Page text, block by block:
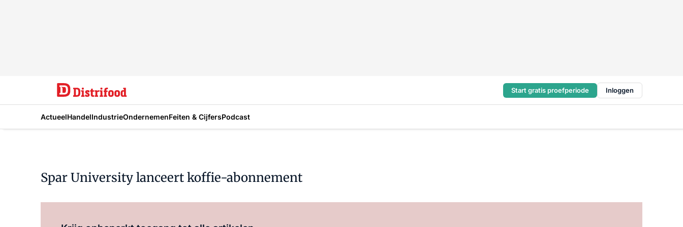
Start gratis proefperiode Inloggen
ActueelHandelIndustrieOndernemenFeiten & CijfersPodcast
Spar University lanceert koffie-abonnement